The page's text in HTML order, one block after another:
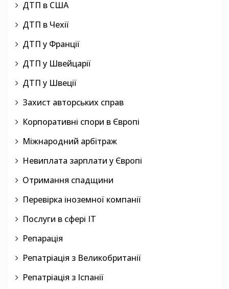
ДТП в США
ДТП в Чехії
ДТП у Франції
ДТП у Швейцарії
ДТП у Швеції
Захист авторських справ
Корпоративні спори в Європі
Міжнародний арбітраж
Невиплата зарплати у Європі
Отримання спадщини
Перевірка іноземної компанії
Послуги в сфері IT
Репарація
Репатріація з Великобританії
Репатріація з Іспанії